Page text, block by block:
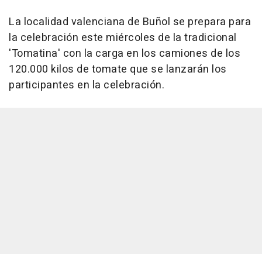
La localidad valenciana de Buñol se prepara para
la celebración este miércoles de la tradicional
'Tomatina' con la carga en los camiones de los
120.000 kilos de tomate que se lanzarán los
participantes en la celebración.